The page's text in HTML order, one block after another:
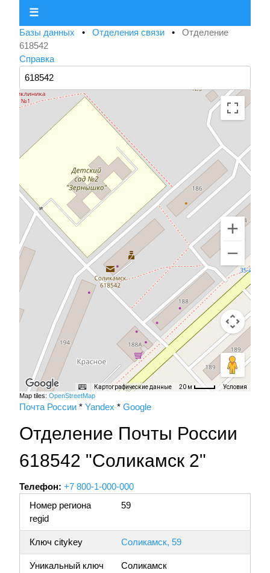
☰
Базы данных • Отделения связи • Отделение
618542
Справка
Картографические данные 20 м Условия
Map tiles: OpenStreetMap
Почта России * Yandex * Google
Отделение Почты России
618542 "Соликамск 2"
Телефон: +7 800-1-000-000
Номер региона
regid
59
Ключ citykey Соликамск, 59
Уникальный ключ
Соликамск